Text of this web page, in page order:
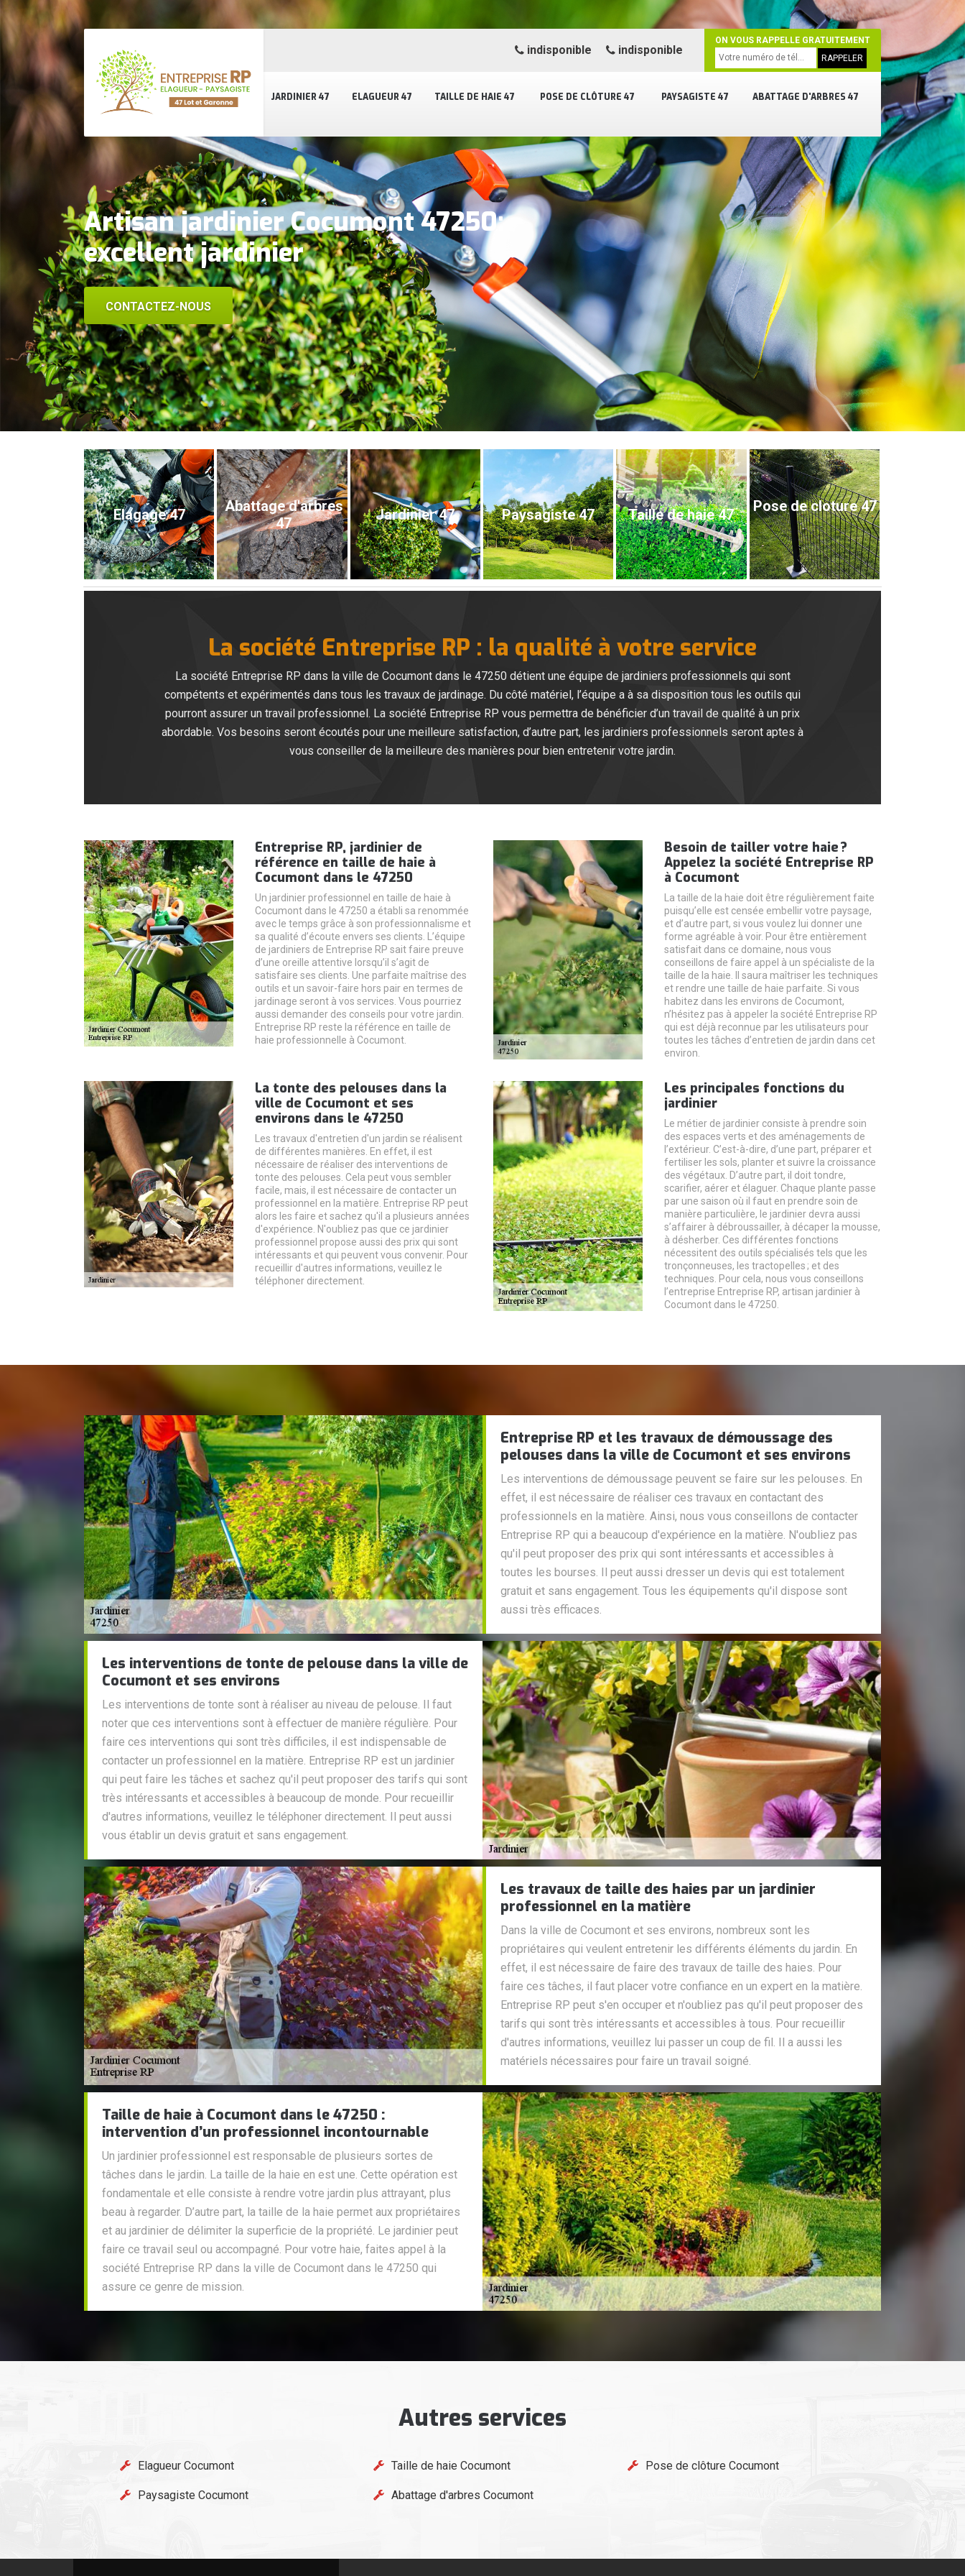
JARDINIER 47 ELAGUEUR 47 TAILLE DE HAIE 47 POSE DE CLÔTURE 47 PAYSAGISTE 47 ABATTAGE D'ARBRES 47
indisponible indisponible
ON VOUS RAPPELLE GRATUITEMENT
Artisan jardinier Cocumont 47250:
excellent jardinier
CONTACTEZ-NOUS
Elagage 47
Abattage d'arbres
47
Jardinier 47 Paysagiste 47 Taille de haie 47 Pose de cloture 47
La société Entreprise RP : la qualité à votre service
La société Entreprise RP dans la ville de Cocumont dans le 47250 détient une équipe de jardiniers professionnels qui sont
compétents et expérimentés dans tous les travaux de jardinage. Du côté matériel, l’équipe a à sa disposition tous les outils qui
pourront assurer un travail professionnel. La société Entreprise RP vous permettra de bénéficier d’un travail de qualité à un prix
abordable. Vos besoins seront écoutés pour une meilleure satisfaction, d’autre part, les jardiniers professionnels seront aptes à
vous conseiller de la meilleure des manières pour bien entretenir votre jardin.
Entreprise RP, jardinier de
référence en taille de haie à
Cocumont dans le 47250
Un jardinier professionnel en taille de haie à
Cocumont dans le 47250 a établi sa renommée
avec le temps grâce à son professionnalisme et
sa qualité d’écoute envers ses clients. L’équipe
de jardiniers de Entreprise RP sait faire preuve
d’une oreille attentive lorsqu’il s’agit de
satisfaire ses clients. Une parfaite maîtrise des
outils et un savoir-faire hors pair en termes de
jardinage seront à vos services. Vous pourriez
aussi demander des conseils pour votre jardin.
Entreprise RP reste la référence en taille de
haie professionnelle à Cocumont.
Besoin de tailler votre haie ?
Appelez la société Entreprise RP
à Cocumont
La taille de la haie doit être régulièrement faite
puisqu’elle est censée embellir votre paysage,
et d’autre part, si vous voulez lui donner une
forme agréable à voir. Pour être entièrement
satisfait dans ce domaine, nous vous
conseillons de faire appel à un spécialiste de la
taille de la haie. Il saura maîtriser les techniques
et rendre une taille de haie parfaite. Si vous
habitez dans les environs de Cocumont,
n’hésitez pas à appeler la société Entreprise RP
qui est déjà reconnue par les utilisateurs pour
toutes les tâches d’entretien de jardin dans cet
environ.
La tonte des pelouses dans la
ville de Cocumont et ses
environs dans le 47250
Les travaux d'entretien d'un jardin se réalisent
de différentes manières. En effet, il est
nécessaire de réaliser des interventions de
tonte des pelouses. Cela peut vous sembler
facile, mais, il est nécessaire de contacter un
professionnel en la matière. Entreprise RP peut
alors les faire et sachez qu'il a plusieurs années
d'expérience. N'oubliez pas que ce jardinier
professionnel propose aussi des prix qui sont
intéressants et qui peuvent vous convenir. Pour
recueillir d'autres informations, veuillez le
téléphoner directement.
Les principales fonctions du
jardinier
Le métier de jardinier consiste à prendre soin
des espaces verts et des aménagements de
l’extérieur. C’est-à-dire, d’une part, préparer et
fertiliser les sols, planter et suivre la croissance
des végétaux. D’autre part, il doit tondre,
scarifier, aérer et élaguer. Chaque plante passe
par une saison où il faut en prendre soin de
manière particulière, le jardinier devra aussi
s’affairer à débroussailler, à décaper la mousse,
à désherber. Ces différentes fonctions
nécessitent des outils spécialisés tels que les
tronçonneuses, les tractopelles ; et des
techniques. Pour cela, nous vous conseillons
l’entreprise Entreprise RP, artisan jardinier à
Cocumont dans le 47250.
Entreprise RP et les travaux de démoussage des
pelouses dans la ville de Cocumont et ses environs
Les interventions de démoussage peuvent se faire sur les pelouses. En
effet, il est nécessaire de réaliser ces travaux en contactant des
professionnels en la matière. Ainsi, nous vous conseillons de contacter
Entreprise RP qui a beaucoup d'expérience en la matière. N'oubliez pas
qu'il peut proposer des prix qui sont intéressants et accessibles à
toutes les bourses. Il peut aussi dresser un devis qui est totalement
gratuit et sans engagement. Tous les équipements qu'il dispose sont
aussi très efficaces.
Les interventions de tonte de pelouse dans la ville de
Cocumont et ses environs
Les interventions de tonte sont à réaliser au niveau de pelouse. Il faut
noter que ces interventions sont à effectuer de manière régulière. Pour
faire ces interventions qui sont très difficiles, il est indispensable de
contacter un professionnel en la matière. Entreprise RP est un jardinier
qui peut faire les tâches et sachez qu'il peut proposer des tarifs qui sont
très intéressants et accessibles à beaucoup de monde. Pour recueillir
d'autres informations, veuillez le téléphoner directement. Il peut aussi
vous établir un devis gratuit et sans engagement.
Les travaux de taille des haies par un jardinier
professionnel en la matière
Dans la ville de Cocumont et ses environs, nombreux sont les
propriétaires qui veulent entretenir les différents éléments du jardin. En
effet, il est nécessaire de faire des travaux de taille des haies. Pour
faire ces tâches, il faut placer votre confiance en un expert en la matière.
Entreprise RP peut s'en occuper et n'oubliez pas qu'il peut proposer des
tarifs qui sont très intéressants et accessibles à tous. Pour recueillir
d'autres informations, veuillez lui passer un coup de fil. Il a aussi les
matériels nécessaires pour faire un travail soigné.
Taille de haie à Cocumont dans le 47250 :
intervention d’un professionnel incontournable
Un jardinier professionnel est responsable de plusieurs sortes de
tâches dans le jardin. La taille de la haie en est une. Cette opération est
fondamentale et elle consiste à rendre votre jardin plus attrayant, plus
beau à regarder. D’autre part, la taille de la haie permet aux propriétaires
et au jardinier de délimiter la superficie de la propriété. Le jardinier peut
faire ce travail seul ou accompagné. Pour votre haie, faites appel à la
société Entreprise RP dans la ville de Cocumont dans le 47250 qui
assure ce genre de mission.
Autres services
Elagueur Cocumont Taille de haie Cocumont Pose de clôture Cocumont
Paysagiste Cocumont Abattage d'arbres Cocumont